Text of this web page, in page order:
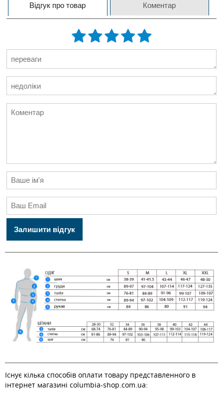
Відгук про товар Коментар
Залишити відгук
Існує кілька способів оплати товару представленного в
інтернет магазині columbia-shop.com.ua: